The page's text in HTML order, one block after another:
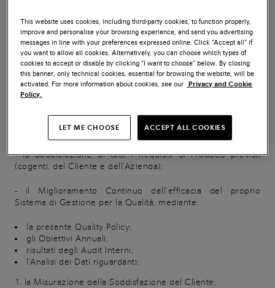
Quality Policy riflette, quindi, l’attitudine di Santoni a
perseguire l’eccellenza qualitativa lungo tutta la catena del
valore e risponde ai requisiti degli standard di qualità ISO
9001.
Il presente documento ufficializza, in estrema sintesi,
l’impegno dell’Azienda a soddisfare tutte le esigenze
perseguimento degli obiettivi strategici aziendali, volti a
- la Soddisfazione di tutti i Requisiti di Prodotto previsti
(cogenti, del Cliente e dell’Azienda);
- il Miglioramento Continuo dell’efficacia del proprio
Sistema di Gestione per la Qualità, mediante:
la presente Quality Policy;
gli Obiettivi Annuali;
risultati degli Audit Interni;
l’Analisi dei Dati riguardanti:
la Misurazione della Soddisfazione del Cliente;
This website uses cookies, including third-party cookies, to function properly,
improve and personalise your browsing experience, and send you advertising
messages in line with your preferences expressed online. Click “Accept all” if
you want to allow all cookies. Alternatively, you can choose which types of
cookies to accept or disable by clicking “I want to choose” below. By closing
this banner, only technical cookies, essential for browsing the website, will be
activated. For more information about cookies, see our Privacy and Cookie
Policy.
LET ME CHOOSE ACCEPT ALL COOKIES